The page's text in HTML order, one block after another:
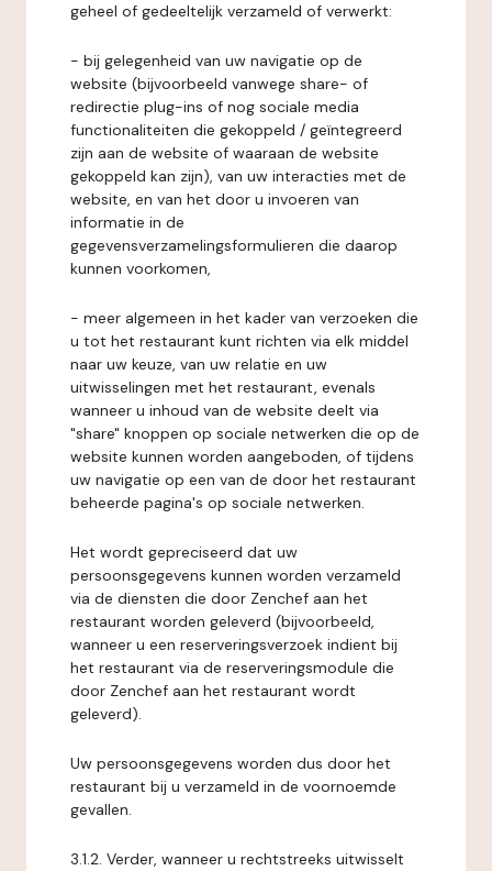
geheel of gedeeltelijk verzameld of verwerkt:
- bij gelegenheid van uw navigatie op de
website (bijvoorbeeld vanwege share- of
redirectie plug-ins of nog sociale media
functionaliteiten die gekoppeld / geïntegreerd
zijn aan de website of waaraan de website
gekoppeld kan zijn), van uw interacties met de
website, en van het door u invoeren van
informatie in de
gegevensverzamelingsformulieren die daarop
kunnen voorkomen,
- meer algemeen in het kader van verzoeken die
u tot het restaurant kunt richten via elk middel
naar uw keuze, van uw relatie en uw
uitwisselingen met het restaurant, evenals
wanneer u inhoud van de website deelt via
"share" knoppen op sociale netwerken die op de
website kunnen worden aangeboden, of tijdens
uw navigatie op een van de door het restaurant
beheerde pagina's op sociale netwerken.
Het wordt gepreciseerd dat uw
persoonsgegevens kunnen worden verzameld
via de diensten die door Zenchef aan het
restaurant worden geleverd (bijvoorbeeld,
wanneer u een reserveringsverzoek indient bij
het restaurant via de reserveringsmodule die
door Zenchef aan het restaurant wordt
geleverd).
Uw persoonsgegevens worden dus door het
restaurant bij u verzameld in de voornoemde
gevallen.
3.1.2. Verder, wanneer u rechtstreeks uitwisselt